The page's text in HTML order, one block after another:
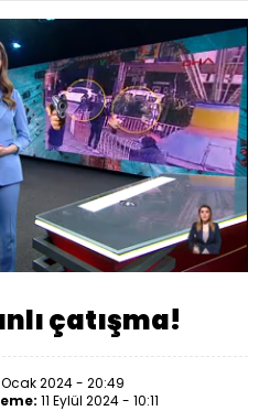
Oynatma
Hızı
çatışma!
Ocak 2024 - 20:49
11 Eylül 2024 - 10:11